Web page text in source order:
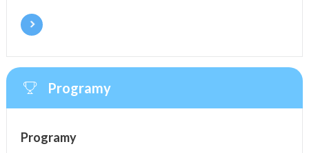
Programy
Programy